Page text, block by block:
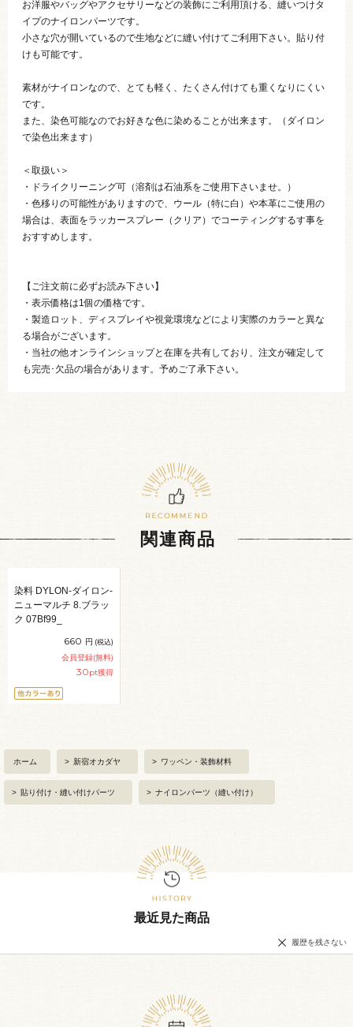
お洋服やバッグやアクセサリーなどの装飾にご利用頂ける、縫いつけタ
イプのナイロンパーツです。
小さな穴が開いているので生地などに縫い付けてご利用下さい。貼り付
けも可能です。
素材がナイロンなので、とても軽く、たくさん付けても重くなりにくい
です。
また、染色可能なのでお好きな色に染めることが出来ます。（ダイロン
で染色出来ます）
＜取扱い＞
・ドライクリーニング可（溶剤は石油系をご使用下さいませ。）
・色移りの可能性がありますので、ウール（特に白）や本革にご使用の
場合は、表面をラッカースプレー（クリア）でコーティングするす事を
おすすめします。
【ご注文前に必ずお読み下さい】
・表示価格は1個の価格です。
・製造ロット、ディスプレイや視覚環境などにより実際のカラーと異な
る場合がございます。
・当社の他オンラインショップと在庫を共有しており、注文が確定して
も完売･欠品の場合があります。予めご了承下さい。
関連商品
染料 DYLON-ダイロン-
ニューマルチ 8.ブラッ
ク 07Bf99_
660 円 (税込)
会員登録(無料)
30pt獲得
ホーム > 新宿オカダヤ > ワッペン・装飾材料
> 貼り付け・縫い付けパーツ > ナイロンパーツ（縫い付け）
最近見た商品
履歴を残さない